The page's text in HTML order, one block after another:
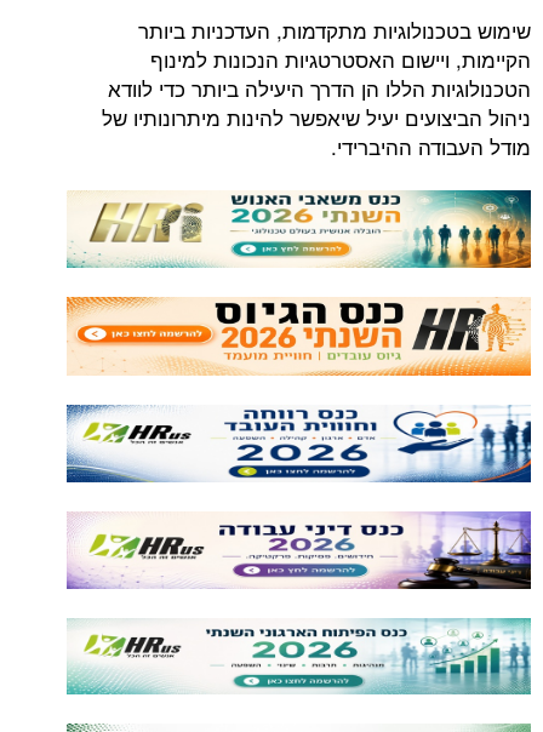
שימוש בטכנולוגיות מתקדמות, העדכניות ביותר
הקיימות, ויישום האסטרטגיות הנכונות למינוף
הטכנולוגיות הללו הן הדרך היעילה ביותר כדי לוודא
ניהול הביצועים יעיל שיאפשר להינות מיתרונותיו של
מודל העבודה ההיברידי.